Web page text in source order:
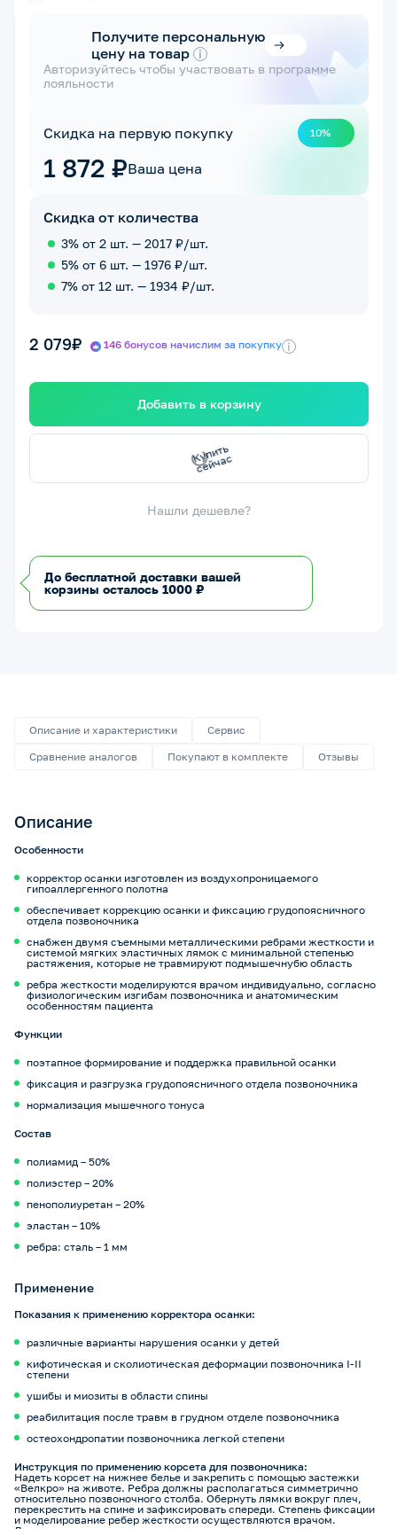
Получите персональную
цену на товар i
Авторизуйтесь чтобы участвовать в программе
лояльности
Скидка на первую покупку 10%
1 872 ₽Ваша цена
Скидка от количества
3% от 2 шт. — 2017 ₽/шт.
5% от 6 шт. — 1976 ₽/шт.
7% от 12 шт. — 1934 ₽/шт.
2 079₽ 146 бонусов начислим за покупку i
Добавить в корзину
К
у
п
и
т
ь
с
е
й
ч
а
с
Нашли дешевле?
До бесплатной доставки вашей
корзины осталось 1000 ₽
Описание и характеристики
Сервис
Сравнение аналогов
Покупают в комплекте Отзывы
Описание
Особенности
корректор осанки изготовлен из воздухопроницаемого
гипоаллергенного полотна
обеспечивает коррекцию осанки и фиксацию грудопоясничного
отдела позвоночника
снабжен двумя съемными металлическими ребрами жесткости и
системой мягких эластичных лямок с минимальной степенью
растяжения, которые не травмируют подмышечнубю область
ребра жесткости моделируются врачом индивидуально, согласно
физиологическим изгибам позвоночника и анатомическим
особенностям пациента
Функции
поэтапное формирование и поддержка правильной осанки
фиксация и разгрузка грудопоясничного отдела позвоночника
нормализация мышечного тонуса
Состав
полиамид – 50%
полиэстер – 20%
пенополиуретан – 20%
эластан – 10%
ребра: сталь – 1 мм
Применение
Показания к применению корректора осанки:
различные варианты нарушения осанки у детей
кифотическая и сколиотическая деформации позвоночника I-II
степени
ушибы и миозиты в области спины
реабилитация после травм в грудном отделе позвоночника
остеохондропатии позвоночника легкой степени
Инструкция по применению корсета для позвоночника:
Надеть корсет на нижнее белье и закрепить с помощью застежки
«Велкро» на животе. Ребра должны располагаться симметрично
относительно позвоночного столба. Обернуть лямки вокруг плеч,
перекрестить на спине и зафиксировать спереди. Степень фиксации
и моделирование ребер жесткости осуществляются врачом.